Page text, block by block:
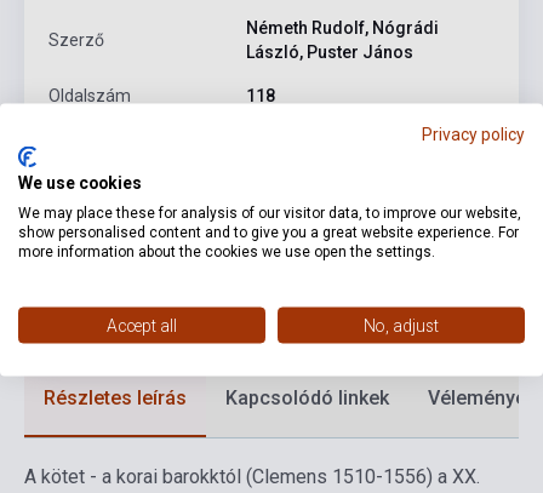
Szerző
Németh Rudolf, Nógrádi
László, Puster János
Oldalszám 118
Kiadó
Kiadási év 1984
Nyelv -
Részletes leírás Kapcsolódó linkek Vélemények
A kötet - a korai barokktól (Clemens 1510-1556) a XX.
Privacy policy
We use cookies
We may place these for analysis of our visitor data, to improve our website,
show personalised content and to give you a great website experience. For
more information about the cookies we use open the settings.
Accept all No, adjust